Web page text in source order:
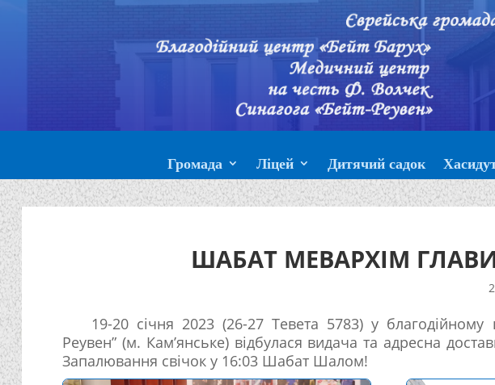
Громада Ліцей Дитячий садок
ШАБАТ МЕВАРХІМ
19-20 січня 2023 (26-27 Тевета 5783) у благодійному
Реувен” (м. Кам’янське) відбулася видача та адресна
Запалювання свічок у 16:03 Шабат Шалом!